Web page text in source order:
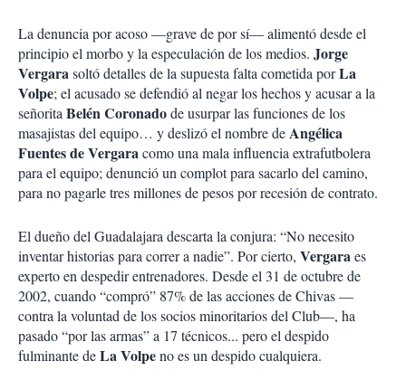
La denuncia por acoso —grave de por sí— alimentó desde el
principio el morbo y la especulación de los medios. Jorge
Vergarasoltó detalles de la supuesta falta cometida porLa
Volpe; el acusado se defendió al negar los hechos y acusar a la
señorita Belén Coronadode usurpar las funciones de los
masajistas del equipo… y deslizó el nombre deAngélica
Fuentes de Vergaracomo una mala influencia extrafutbolera
para el equipo; denunció un complot para sacarlo del camino,
para no pagarle tres millones de pesos por recesión de contrato.
El dueño del Guadalajara descarta la conjura: “No necesito
inventar historias para correr a nadie”. Por cierto, Vergaraes
experto en despedir entrenadores. Desde el 31 de octubre de
2002, cuando “compró” 87% de las acciones de Chivas —
contra la voluntad de los socios minoritarios del Club—, ha
pasado “por las armas” a 17 técnicos... pero el despido
fulminante deLa Volpeno es un despido cualquiera.